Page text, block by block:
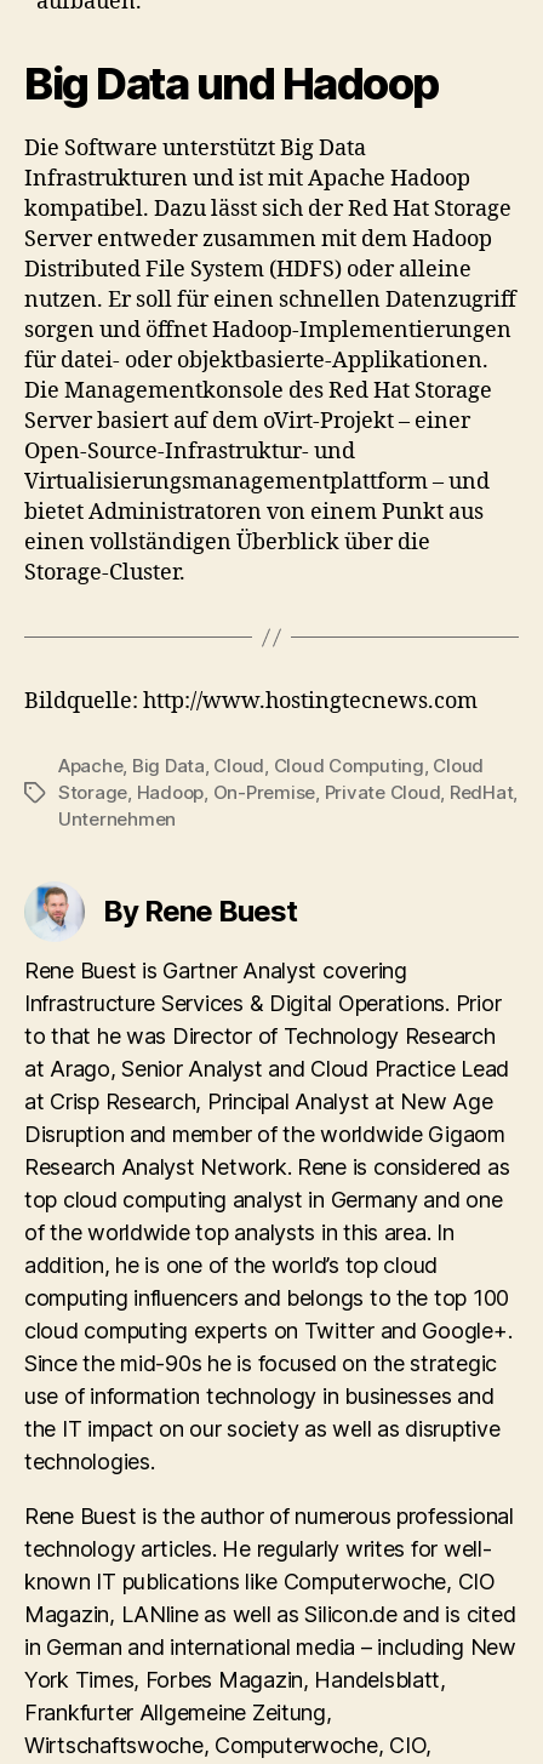
Big Data und Hadoop
Die Software unterstützt Big Data
Infrastrukturen und ist mit Apache Hadoop
kompatibel. Dazu lässt sich der Red Hat Storage
Server entweder zusammen mit dem Hadoop
Distributed File System (HDFS) oder alleine
nutzen. Er soll für einen schnellen Datenzugriff
sorgen und öffnet Hadoop-Implementierungen
für datei- oder objektbasierte-Applikationen.
Die Managementkonsole des Red Hat Storage
Server basiert auf dem oVirt-Projekt – einer
Open-Source-Infrastruktur- und
Virtualisierungsmanagementplattform – und
bietet Administratoren von einem Punkt aus
einen vollständigen Überblick über die
Storage-Cluster.
Bildquelle: http://www.hostingtecnews.com
Tags
Apache, Big Data, Cloud, Cloud Computing, Cloud
Storage, Hadoop, On-Premise, Private Cloud, RedHat,
Unternehmen
By Rene Buest
Rene Buest is Gartner Analyst covering
Infrastructure Services & Digital Operations. Prior
to that he was Director of Technology Research
at Arago, Senior Analyst and Cloud Practice Lead
at Crisp Research, Principal Analyst at New Age
Disruption and member of the worldwide Gigaom
Research Analyst Network. Rene is considered as
top cloud computing analyst in Germany and one
of the worldwide top analysts in this area. In
addition, he is one of the world’s top cloud
computing influencers and belongs to the top 100
cloud computing experts on Twitter and Google+.
Since the mid-90s he is focused on the strategic
use of information technology in businesses and
the IT impact on our society as well as disruptive
technologies.
Rene Buest is the author of numerous professional
technology articles. He regularly writes for well-
known IT publications like Computerwoche, CIO
Magazin, LANline as well as Silicon.de and is cited
in German and international media – including New
York Times, Forbes Magazin, Handelsblatt,
Frankfurter Allgemeine Zeitung,
Wirtschaftswoche, Computerwoche, CIO,